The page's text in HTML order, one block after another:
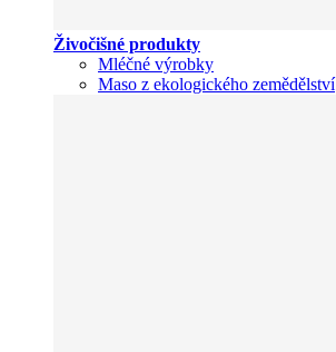
Živočišné produkty
Mléčné výrobky
Maso z ekologického zemědělství